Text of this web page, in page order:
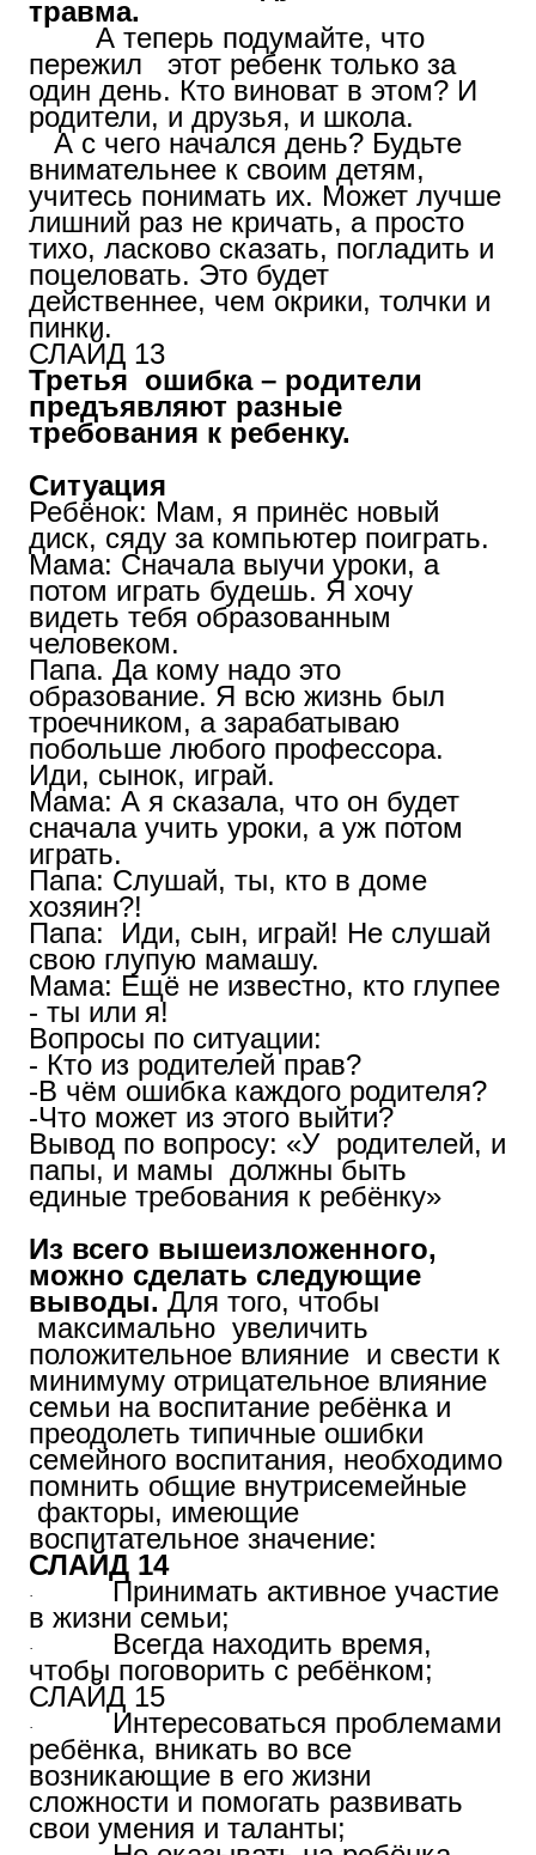
травма.
А теперь подумайте, что
пережил этот ребенк только за
один день. Кто виноват в этом? И
родители, и друзья, и школа.
А с чего начался день? Будьте
внимательнее к своим детям,
учитесь понимать их. Может лучше
лишний раз не кричать, а просто
тихо, ласково сказать, погладить и
поцеловать. Это будет
действеннее, чем окрики, толчки и
пинки.
СЛАЙД 13
Третья ошибка – родители
предъявляют разные
требования к ребенку.
Ситуация
Ребёнок: Мам, я принёс новый
диск, сяду за компьютер поиграть.
Мама: Сначала выучи уроки, а
потом играть будешь. Я хочу
видеть тебя образованным
человеком.
Папа. Да кому надо это
образование. Я всю жизнь был
троечником, а зарабатываю
побольше любого профессора.
Иди, сынок, играй.
Мама: А я сказала, что он будет
сначала учить уроки, а уж потом
играть.
Папа: Слушай, ты, кто в доме
хозяин?!
Папа: Иди, сын, играй! Не слушай
свою глупую мамашу.
Мама: Ещё не известно, кто глупее
- ты или я!
Вопросы по ситуации:
- Кто из родителей прав?
-В чём ошибка каждого родителя?
-Что может из этого выйти?
Вывод по вопросу: «У родителей, и
папы, и мамы должны быть
единые требования к ребёнку»
Из всего вышеизложенного,
можно сделать следующие
выводы.Для того, чтобы
максимально увеличить
положительное влияние и свести к
минимуму отрицательное влияние
семьи на воспитание ребёнка и
преодолеть типичные ошибки
семейного воспитания, необходимо
помнить общие внутрисемейные
факторы, имеющие
воспитательное значение:
СЛАЙД 14
·
Принимать активное участие
в жизни семьи;
·
Всегда находить время,
чтобы поговорить с ребёнком;
СЛАЙД 15
·
Интересоваться проблемами
ребёнка, вникать во все
возникающие в его жизни
сложности и помогать развивать
свои умения и таланты;